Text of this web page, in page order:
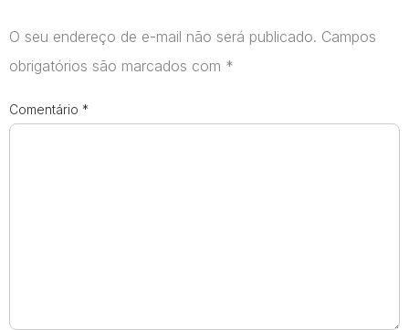
O seu endereço de e-mail não será publicado. Campos
obrigatórios são marcados com *
Comentário *